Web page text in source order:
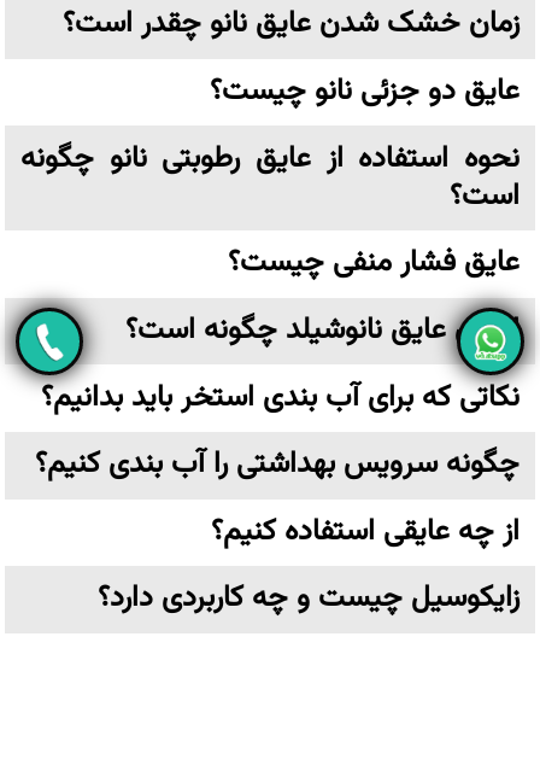
زمان خشک شدن عایق نانو چقدر است؟
عایق دو جزئی نانو چیست؟
نحوه استفاده از عایق رطوبتی نانو چگونه
است؟
عایق فشار منفی چیست؟
اجرای عایق نانوشیلد چگونه است؟
نکاتی که برای آب بندی استخر باید بدانیم؟
چگونه سرویس بهداشتی را آب بندی کنیم؟
از چه عایقی استفاده کنیم؟
زایکوسیل چیست و چه کاربردی دارد؟